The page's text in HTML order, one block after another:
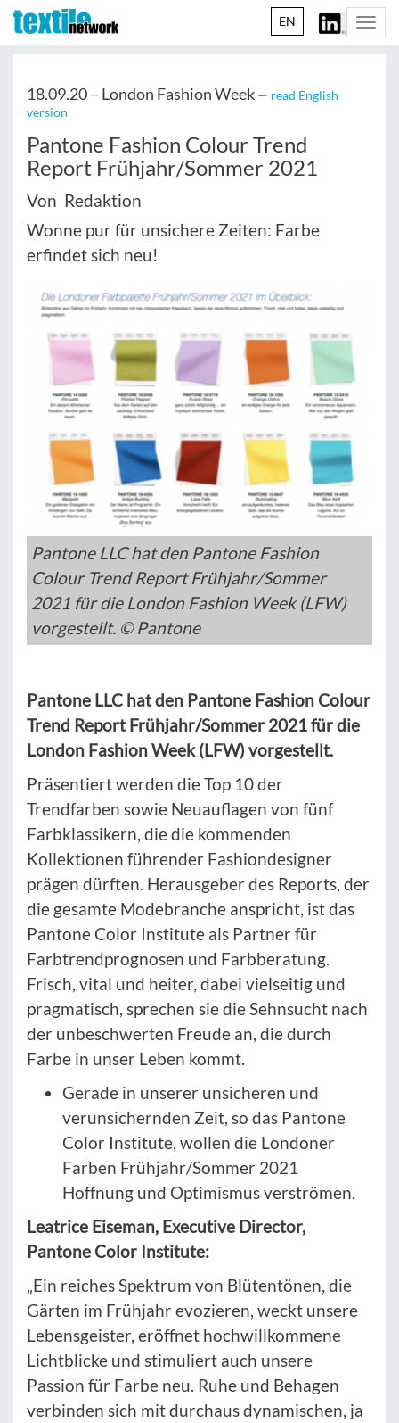
EN
18.09.20 – London Fashion Week — read English
version
Pantone Fashion Colour Trend
Report Frühjahr/Sommer 2021
Von Redaktion
Wonne pur für unsichere Zeiten: Farbe
erfindet sich neu!
Pantone LLC hat den Pantone Fashion
Colour Trend Report Frühjahr/Sommer
2021 für die London Fashion Week (LFW)
vorgestellt. © Pantone
Pantone LLC hat den Pantone Fashion Colour
Trend Report Frühjahr/Sommer 2021 für die
London Fashion Week (LFW) vorgestellt.
Präsentiert werden die Top 10 der
Trendfarben sowie Neuauflagen von fünf
Farbklassikern, die die kommenden
Kollektionen führender Fashiondesigner
prägen dürften. Herausgeber des Reports, der
die gesamte Modebranche anspricht, ist das
Pantone Color Institute als Partner für
Farbtrendprognosen und Farbberatung.
Frisch, vital und heiter, dabei vielseitig und
pragmatisch, sprechen sie die Sehnsucht nach
der unbeschwerten Freude an, die durch
Farbe in unser Leben kommt.
Gerade in unserer unsicheren und
verunsichernden Zeit, so das Pantone
Color Institute, wollen die Londoner
Farben Frühjahr/Sommer 2021
Hoffnung und Optimismus verströmen.
Leatrice Eiseman, Executive Director,
Pantone Color Institute:
„Ein reiches Spektrum von Blütentönen, die
Gärten im Frühjahr evozieren, weckt unsere
Lebensgeister, eröffnet hochwillkommene
Lichtblicke und stimuliert auch unsere
Passion für Farbe neu. Ruhe und Behagen
verbinden sich mit durchaus dynamischen, ja